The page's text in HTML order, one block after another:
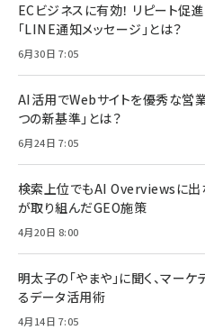
ECビジネスに有効！ リピート促
「LINE通知メッセージ」とは？
6月30日 7:05
AI活用でWebサイトを優秀な営
つの新基準」とは？
6月24日 7:05
検索上位でもAI Overviewsに出
が取り組んだGEO施策
4月20日 8:00
明太子の「やまや」に聞く、マー
るデータ活用術
4月14日 7:05